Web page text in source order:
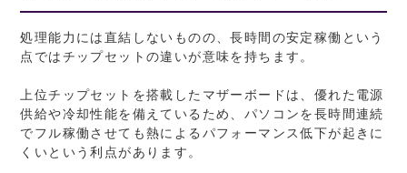
処理能力には直結しないものの、長時間の安定稼働という
点ではチップセットの違いが意味を持ちます。
上位チップセットを搭載したマザーボードは、優れた電源
供給や冷却性能を備えているため、パソコンを長時間連続
でフル稼働させても熱によるパフォーマンス低下が起きに
くいという利点があります。